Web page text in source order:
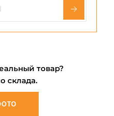
товар?
склада.